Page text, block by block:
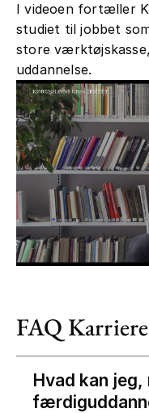
I videoen fortæller
studiet til jobbet
store
uddannelse.
FAQ
Hvad kan jeg,